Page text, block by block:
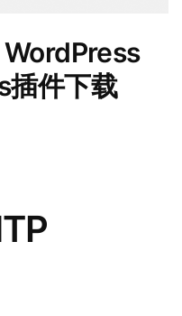
WordPress
插件下载